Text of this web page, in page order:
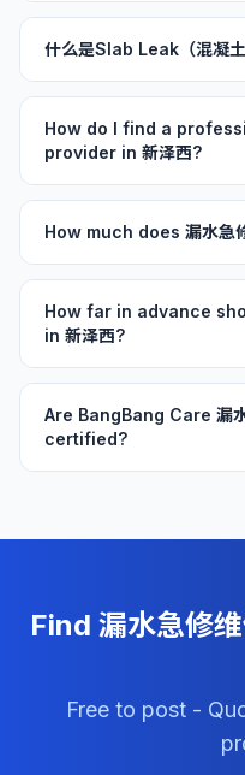
什么是Slab Leak（混凝土
How do I find a
provider in 新泽西?
How much does 漏水急
How far in advance
in 新泽西?
Are BangBang Care 漏
certified?
Find 漏水急修
Free to post -